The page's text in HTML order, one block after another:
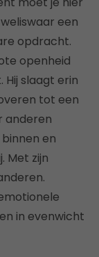
een
opdracht.
openheid
slaagt erin
tot een
anderen
en
Met zijn
in evenwicht